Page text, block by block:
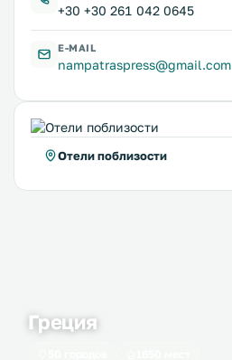
+30 +30 261 042 0645
E-MAIL
nampatraspress@gmail.com
Отели поблизости
Греция